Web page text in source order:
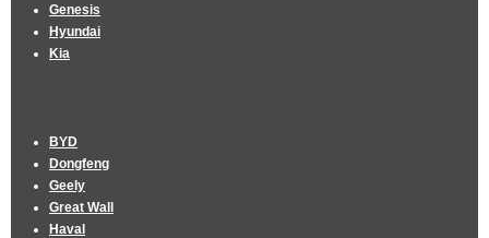
Genesis
Hyundai
Kia
BYD
Dongfeng
Geely
Great Wall
Haval